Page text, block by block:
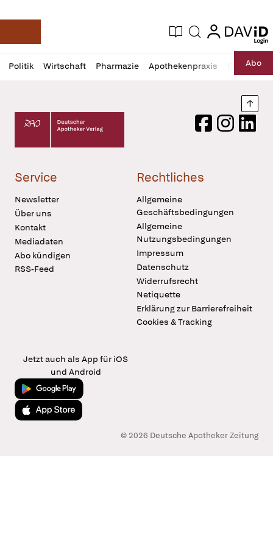
Deutsche Apotheker Zeitung
Aktuelle Ausgabe
Suche login
login
Politik Wirtschaft Pharmazie Apothekenpraxis RechtAbo
Profil
öffnen
Daz
Pur
Deutscher Apotheker Verlag Logo
FacebookInstagram
Service
Newsletter
Über uns
Kontakt
Mediadaten
Abo kündigen
RSS-Feed
Rechtliches
Allgemeine
Geschäftsbedingungen
Allgemeine
Nutzungsbedingungen
Impressum
Datenschutz
Widerrufsrecht
Netiquette
Erklärung zur Barrierefreiheit
Cookies & Tracking
Jetzt auch als App für iOS
und Android
Jetzt bei Google Play
Laden im App Store
© 2026 Deutsche Apotheker Zeitung